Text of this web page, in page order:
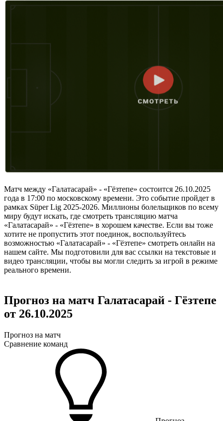
Матч между «Галатасарай» - «Гёзтепе» состоится 26.10.2025
года в 17:00 по московскому времени. Это событие пройдет в
рамках Süper Lig 2025-2026. Миллионы болельщиков по всему
миру будут искать, где смотреть трансляцию матча
«Галатасарай» - «Гёзтепе» в хорошем качестве. Если вы тоже
хотите не пропустить этот поединок, воспользуйтесь
возможностью «Галатасарай» - «Гёзтепе» смотреть онлайн на
нашем сайте. Мы подготовили для вас ссылки на текстовые и
видео трансляции, чтобы вы могли следить за игрой в режиме
реального времени.
Прогноз на матч Галатасарай - Гёзтепе
от 26.10.2025
Прогноз на матч
Сравнение команд